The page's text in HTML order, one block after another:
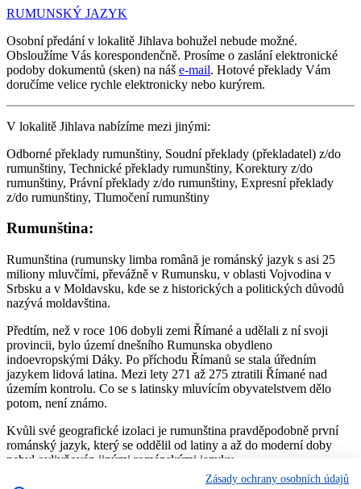
RUMUNSKÝ JAZYK
Osobní předání v lokalitě Jihlava bohužel nebude možné.
Obsloužíme Vás korespondenčně. Prosíme o zaslání elektronické
podoby dokumentů (sken) na náš e-mail. Hotové překlady Vám
doručíme velice rychle elektronicky nebo kurýrem.
V lokalitě Jihlava nabízíme mezi jinými:
Odborné překlady rumunštiny, Soudní překlady (překladatel) z/do
rumunštiny, Technické překlady rumunštiny, Korektury z/do
rumunštiny, Právní překlady z/do rumunštiny, Expresní překlady
z/do rumunštiny, Tlumočení rumunštiny
Rumunština:
Rumunština (rumunsky limba română je románský jazyk s asi 25
miliony mluvčími, převážně v Rumunsku, v oblasti Vojvodina v
Srbsku a v Moldavsku, kde se z historických a politických důvodů
nazývá moldavština.
Předtím, než v roce 106 dobyli zemi Římané a udělali z ní svoji
provincii, bylo území dnešního Rumunska obydleno
indoevropskými Dáky. Po příchodu Římanů se stala úředním
jazykem lidová latina. Mezi lety 271 až 275 ztratili Římané nad
územím kontrolu. Co se s latinsky mluvícím obyvatelstvem dělo
potom, není známo.
Kvůli své geografické izolaci je rumunština pravděpodobně první
románský jazyk, který se oddělil od latiny a až do moderní doby
nebyl ovlivňován jinými románskými jazyky.
Zásady ochrany osobních údajů